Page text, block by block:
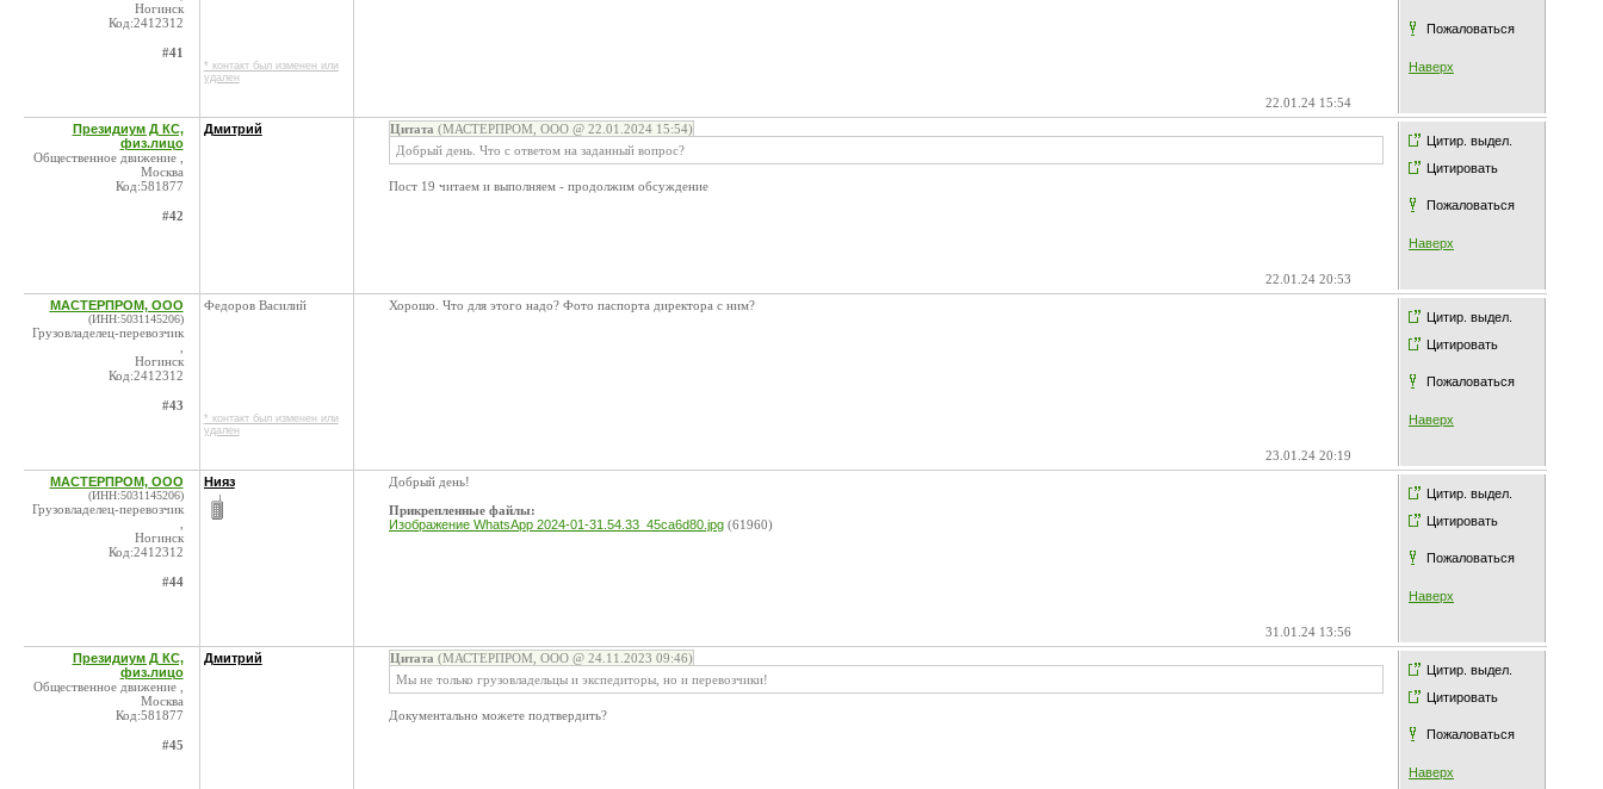
Пожаловаться
Наверх
Ногинск
Код:2412312
#41
* контакт был изменен или
удален
22.01.24 15:54
Цитир. выдел.
Цитировать
Пожаловаться
Наверх
Президиум Д КС,
физ.лицо
Общественное движение ,
Москва
Код:581877
#42
Дмитрий Цитата (МАСТЕРПРОМ, ООО @ 22.01.2024 15:54)
Добрый день. Что с ответом на заданный вопрос?
Пост 19 читаем и выполняем - продолжим обсуждение
22.01.24 20:53
Цитир. выдел.
Цитировать
Пожаловаться
Наверх
МАСТЕРПРОМ, ООО
(ИНН:5031145206)
Грузовладелец-перевозчик
Ногинск
Код:2412312
#43
Федоров Василий
* контакт был изменен или
удален
Хорошо. Что для этого надо? Фото паспорта директора с ним?
23.01.24 20:19
Цитир. выдел.
Цитировать
Пожаловаться
Наверх
МАСТЕРПРОМ, ООО
(ИНН:5031145206)
Грузовладелец-перевозчик
Ногинск
Код:2412312
#44
Нияз
Добрый день!
Прикрепленные файлы:
Изображение WhatsApp 2024-01-31.54.33_45ca6d80.jpg (61960)
31.01.24 13:56
Цитир. выдел.
Цитировать
Пожаловаться
Наверх
Президиум Д КС,
физ.лицо
Общественное движение ,
Москва
Код:581877
#45
Дмитрий Цитата (МАСТЕРПРОМ, ООО @ 24.11.2023 09:46)
Мы не только грузовладельцы и экспедиторы, но и перевозчики!
Документально можете подтвердить?